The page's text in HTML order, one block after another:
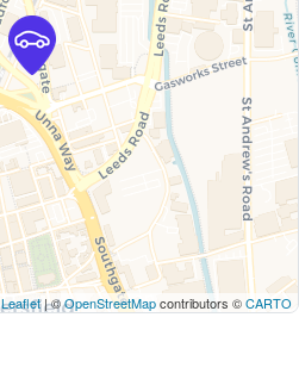
Leaflet| ©OpenStreetMapcontributors ©CARTO